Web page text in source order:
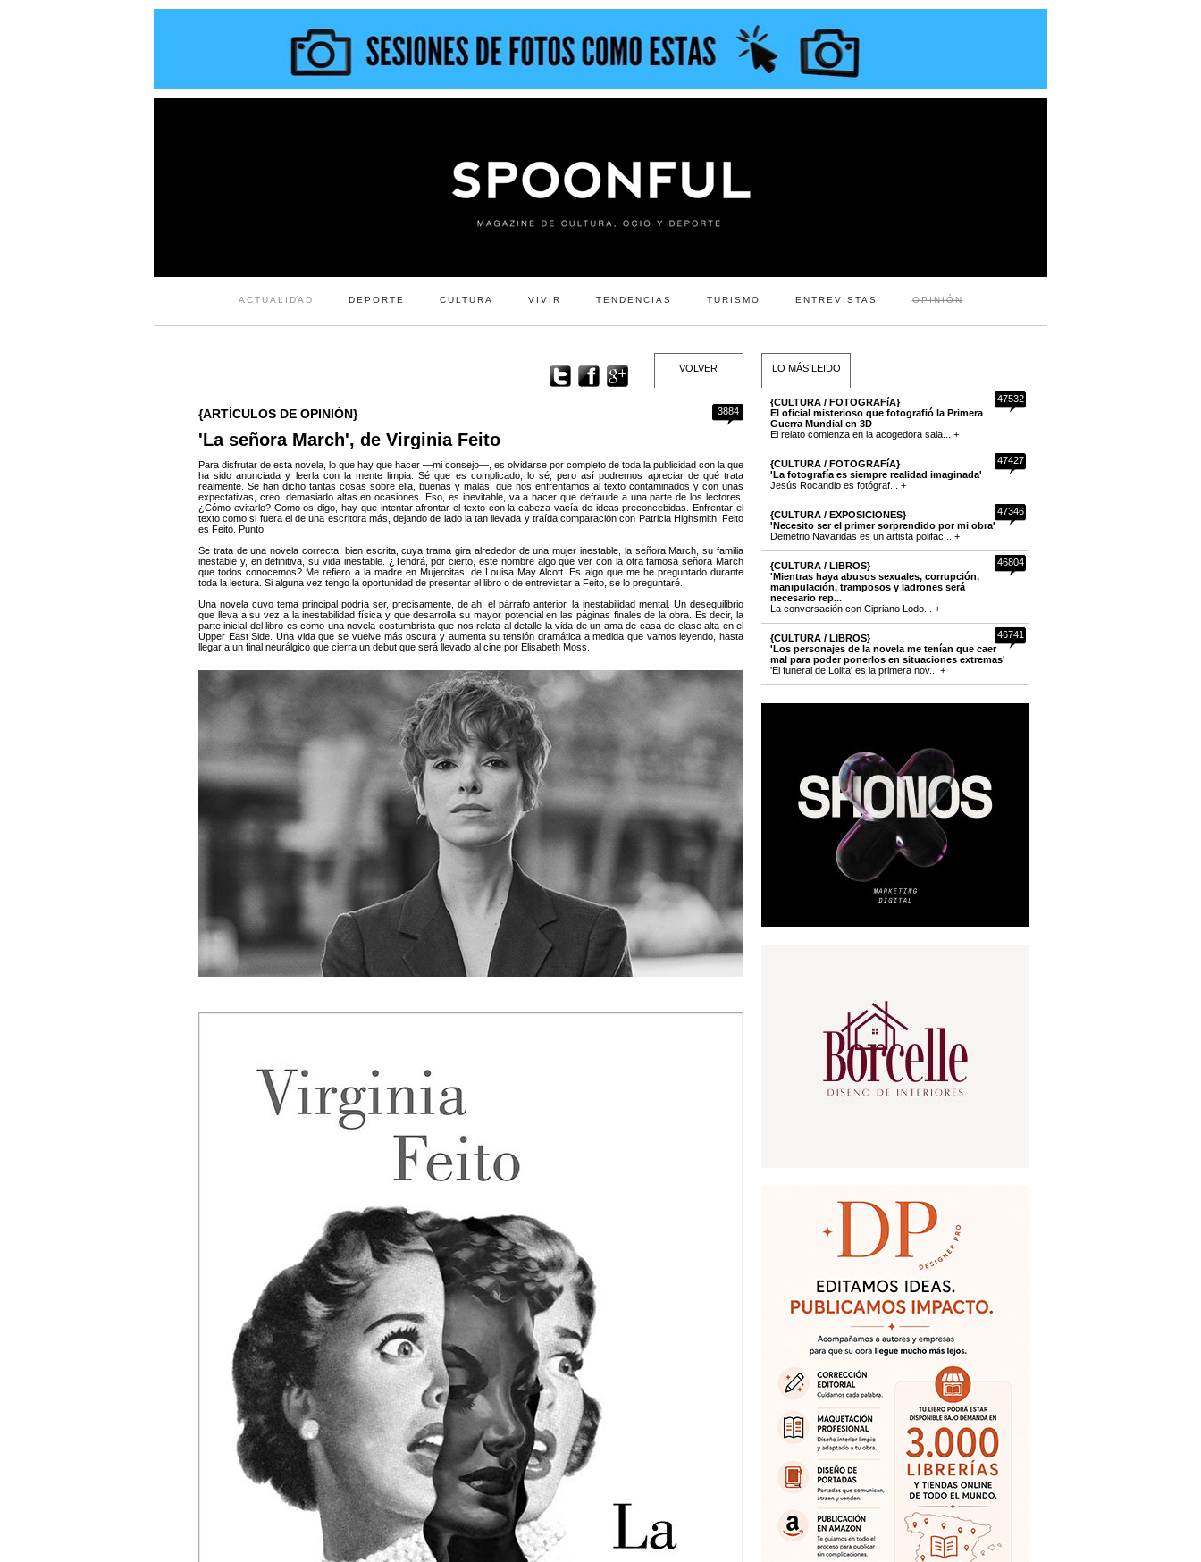
ACTUALIDAD DEPORTE CULTURA VIVIR TENDENCIAS TURISMO ENTREVISTAS OPINIÓN
VOLVER
3884
{ARTÍCULOS DE OPINIÓN}
'La señora March', de Virginia Feito
Para disfrutar de esta novela, lo que hay que hacer —mi consejo—, es olvidarse por completo de toda la publicidad con la que
ha sido anunciada y leerla con la mente limpia. Sé que es complicado, lo sé, pero así podremos apreciar de qué trata
realmente. Se han dicho tantas cosas sobre ella, buenas y malas, que nos enfrentamos al texto contaminados y con unas
expectativas, creo, demasiado altas en ocasiones. Eso, es inevitable, va a hacer que defraude a una parte de los lectores.
¿Cómo evitarlo? Como os digo, hay que intentar afrontar el texto con la cabeza vacía de ideas preconcebidas. Enfrentar el
texto como si fuera el de una escritora más, dejando de lado la tan llevada y traída comparación con Patricia Highsmith. Feito
es Feito. Punto.
Se trata de una novela correcta, bien escrita, cuya trama gira alrededor de una mujer inestable, la señora March, su familia
inestable y, en definitiva, su vida inestable. ¿Tendrá, por cierto, este nombre algo que ver con la otra famosa señora March
que todos conocemos? Me refiero a la madre en Mujercitas, de Louisa May Alcott. Es algo que me he preguntado durante
toda la lectura. Si alguna vez tengo la oportunidad de presentar el libro o de entrevistar a Feito, se lo preguntaré.
Una novela cuyo tema principal podría ser, precisamente, de ahí el párrafo anterior, la inestabilidad mental. Un desequilibrio
que lleva a su vez a la inestabilidad física y que desarrolla su mayor potencial en las páginas finales de la obra. Es decir, la
parte inicial del libro es como una novela costumbrista que nos relata al detalle la vida de un ama de casa de clase alta en el
Upper East Side. Una vida que se vuelve más oscura y aumenta su tensión dramática a medida que vamos leyendo, hasta
llegar a un final neurálgico que cierra un debut que será llevado al cine por Elisabeth Moss.
LO MÁS LEIDO
47532
{CULTURA / FOTOGRAFíA}
El oficial misterioso que fotografió la Primera
Guerra Mundial en 3D
El relato comienza en la acogedora sala... +
47427
{CULTURA / FOTOGRAFíA}
'La fotografía es siempre realidad imaginada'
Jesús Rocandio es fotógraf... +
47346
{CULTURA / EXPOSICIONES}
'Necesito ser el primer sorprendido por mi obra'
Demetrio Navaridas es un artista polifac... +
46804
{CULTURA / LIBROS}
'Mientras haya abusos sexuales, corrupción,
manipulación, tramposos y ladrones será
necesario rep...
La conversación con Cipriano Lodo... +
46741
{CULTURA / LIBROS}
'Los personajes de la novela me tenían que caer
mal para poder ponerlos en situaciones extremas'
'El funeral de Lolita' es la primera nov... +